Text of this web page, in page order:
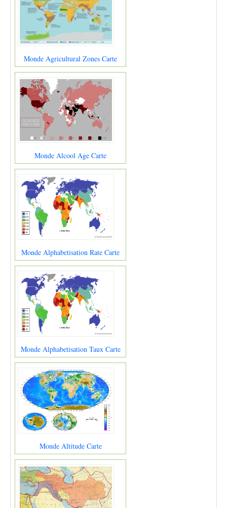
Monde Agricultural Zones Carte
Monde Alcool Age Carte
Monde Alphabetisation Rate Carte
Monde Alphabetisation Taux Carte
Monde Altitude Carte